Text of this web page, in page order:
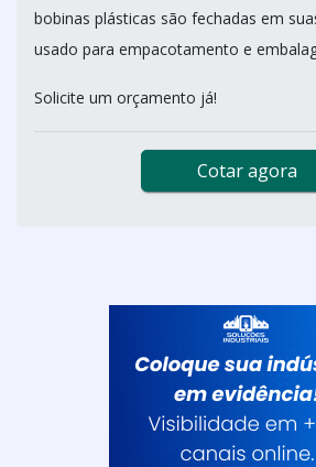
bobinas plásticas são fechadas em
usado para empacotamento e
Solicite um orçamento já!
Cotar agora